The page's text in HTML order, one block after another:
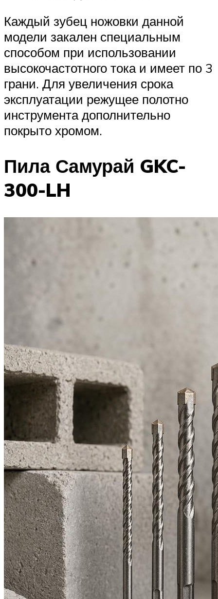
Каждый зубец ножовки данной
модели закален специальным
способом при использовании
высокочастотного тока и имеет по 3
грани. Для увеличения срока
эксплуатации режущее полотно
инструмента дополнительно
покрыто хромом.
Пила Самурай GKC-
300-LH